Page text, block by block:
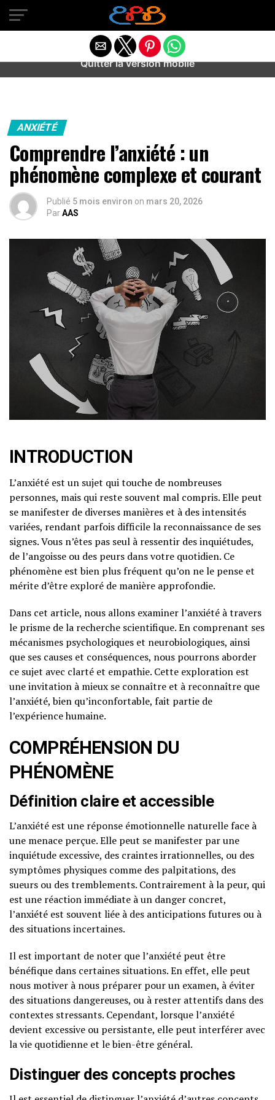
Warning
: preg_match(): Unknown modifier '/' in
/home/u589487443/domains/aideanxietestress.fr/
content/plugins/idev-post-views/includes/class-bots.php
ANXIÉTÉ
Comprendre l’anxiété : un
phénomène complexe et courant
Publié 5 mois environ on mars 20, 2026
ParAAS
INTRODUCTION
L’anxiété est un sujet qui touche de nombreuses
personnes, mais qui reste souvent mal compris. Elle peut
se manifester de diverses manières et à des intensités
variées, rendant parfois difficile la reconnaissance de ses
signes. Vous n’êtes pas seul à ressentir des inquiétudes,
de l’angoisse ou des peurs dans votre quotidien. Ce
phénomène est bien plus fréquent qu’on ne le pense et
mérite d’être exploré de manière approfondie.
Dans cet article, nous allons examiner l’anxiété à travers
le prisme de la recherche scientifique. En comprenant ses
mécanismes psychologiques et neurobiologiques, ainsi
que ses causes et conséquences, nous pourrons aborder
ce sujet avec clarté et empathie. Cette exploration est
une invitation à mieux se connaître et à reconnaître que
l’anxiété, bien qu’inconfortable, fait partie de
l’expérience humaine.
COMPRÉHENSION DU
PHÉNOMÈNE
Définition claire et accessible
L’anxiété est une réponse émotionnelle naturelle face à
une menace perçue. Elle peut se manifester par une
inquiétude excessive, des craintes irrationnelles, ou des
symptômes physiques comme des palpitations, des
sueurs ou des tremblements. Contrairement à la peur, qui
est une réaction immédiate à un danger concret,
l’anxiété est souvent liée à des anticipations futures ou à
des situations incertaines.
Il est important de noter que l’anxiété peut être
bénéfique dans certaines situations. En effet, elle peut
nous motiver à nous préparer pour un examen, à éviter
des situations dangereuses, ou à rester attentifs dans des
contextes stressants. Cependant, lorsque l’anxiété
devient excessive ou persistante, elle peut interférer avec
la vie quotidienne et le bien-être général.
Distinguer des concepts proches
Quitter la version mobile